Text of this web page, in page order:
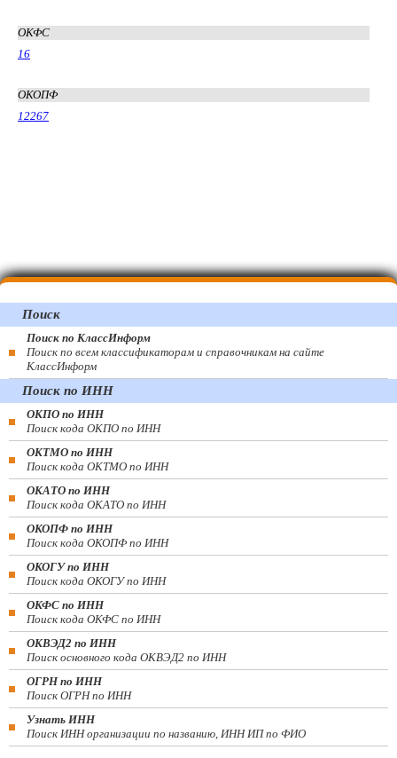
ОКФС
16
ОКОПФ
12267
Поиск
Поиск по КлассИнформ
Поиск по всем классификаторам и справочникам на сайте
КлассИнформ
Поиск по ИНН
ОКПО по ИНН
Поиск кода ОКПО по ИНН
ОКТМО по ИНН
Поиск кода ОКТМО по ИНН
ОКАТО по ИНН
Поиск кода ОКАТО по ИНН
ОКОПФ по ИНН
Поиск кода ОКОПФ по ИНН
ОКОГУ по ИНН
Поиск кода ОКОГУ по ИНН
ОКФС по ИНН
Поиск кода ОКФС по ИНН
ОКВЭД2 по ИНН
Поиск основного кода ОКВЭД2 по ИНН
ОГРН по ИНН
Поиск ОГРН по ИНН
Узнать ИНН
Поиск ИНН организации по названию, ИНН ИП по ФИО